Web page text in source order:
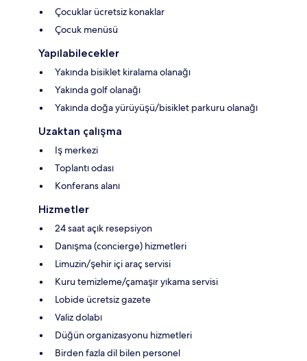
Çocuklar ücretsiz konaklar
Çocuk menüsü
Yapılabilecekler
Yakında bisiklet kiralama olanağı
Yakında golf olanağı
Yakında doğa yürüyüşü/bisiklet parkuru olanağı
Uzaktan çalışma
Iş merkezi
Toplantı odası
Konferans alanı
Hizmetler
24 saat açık resepsiyon
Danışma (concierge) hizmetleri
Limuzin/şehir içi araç servisi
Kuru temizleme/çamaşır yıkama servisi
Lobide ücretsiz gazete
Valiz dolabı
Düğün organizasyonu hizmetleri
Birden fazla dil bilen personel